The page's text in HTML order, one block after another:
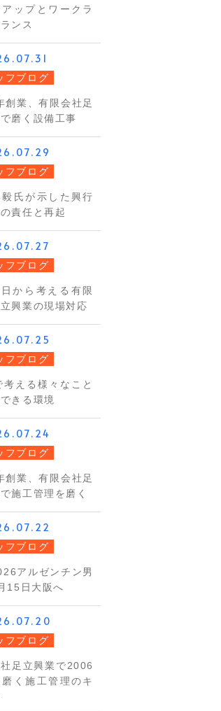
アップとワークラ
ンス
フブログ
創業、有限会社足
磨く設備工事
フブログ
氏が示した興行
責任と再起
フブログ
から考える有限
興業の現場対応
フブログ
える様々なこと
きる環境
フブログ
創業、有限会社足
施工管理を磨く
フブログ
アルゼンチン男
15日大阪へ
フブログ
足立興業で2006
く施工管理のキ